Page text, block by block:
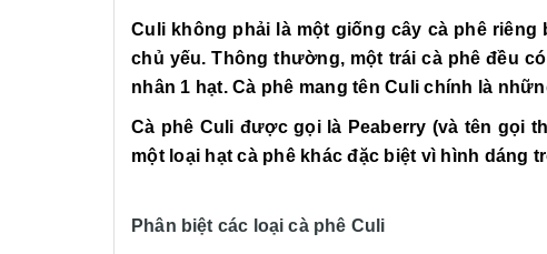
Culi không phải là một giống cây cà phê
chủ yếu. Thông thường, một trái cà phê đều
nhân 1 hạt. Cà phê mang tên Culi chính là
Cà phê Culi được gọi là Peaberry (và tên gọi
một loại hạt cà phê khác đặc biệt vì hình dáng
Phân biệt các loại cà phê Culi